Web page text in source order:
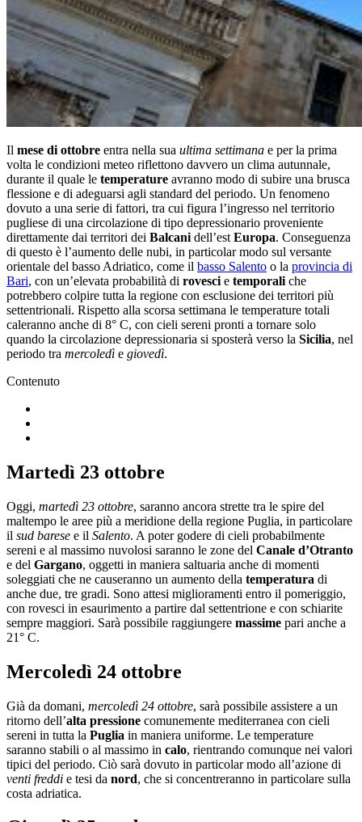
Il mese di ottobre entra nella sua ultima settimana e per la prima
volta le condizioni meteo riflettono davvero un clima autunnale,
durante il quale le temperature avranno modo di subire una brusca
flessione e di adeguarsi agli standard del periodo. Un fenomeno
dovuto a una serie di fattori, tra cui figura l’ingresso nel territorio
pugliese di una circolazione di tipo depressionario proveniente
direttamente dai territori dei Balcani dell’est Europa. Conseguenza
di questo è l’aumento delle nubi, in particolar modo sul versante
orientale del basso Adriatico, come il basso Salento o la provincia di
Bari, con un’elevata probabilità di rovesci e temporali che
potrebbero colpire tutta la regione con esclusione dei territori più
settentrionali. Rispetto alla scorsa settimana le temperature totali
caleranno anche di 8° C, con cieli sereni pronti a tornare solo
quando la circolazione depressionaria si sposterà verso la Sicilia, nel
periodo tra mercoledì e giovedì.
Contenuto
Martedì 23 ottobre
Oggi, martedì 23 ottobre, saranno ancora strette tra le spire del
maltempo le aree più a meridione della regione Puglia, in particolare
il sud barese e il Salento. A poter godere di cieli probabilmente
sereni e al massimo nuvolosi saranno le zone del Canale d’Otranto
e del Gargano, oggetti in maniera saltuaria anche di momenti
soleggiati che ne causeranno un aumento della temperatura di
anche due, tre gradi. Sono attesi miglioramenti entro il pomeriggio,
con rovesci in esaurimento a partire dal settentrione e con schiarite
sempre maggiori. Sarà possibile raggiungere massime pari anche a
21° C.
Mercoledì 24 ottobre
Già da domani, mercoledì 24 ottobre, sarà possibile assistere a un
ritorno dell’alta pressione comunemente mediterranea con cieli
sereni in tutta la Puglia in maniera uniforme. Le temperature
saranno stabili o al massimo in calo, rientrando comunque nei valori
tipici del periodo. Ciò sarà dovuto in particolar modo all’azione di
venti freddi e tesi da nord, che si concentreranno in particolare sulla
costa adriatica.